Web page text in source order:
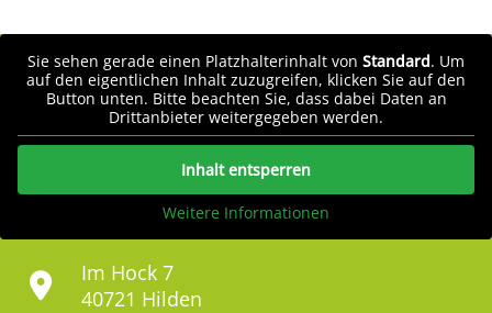
Sie sehen gerade einen Platzhalterinhalt von Standard. Um
auf den eigentlichen Inhalt zuzugreifen, klicken Sie auf den
Button unten. Bitte beachten Sie, dass dabei Daten an
Drittanbieter weitergegeben werden.
Inhalt entsperren
Weitere Informationen
Im Hock 7
40721 Hilden